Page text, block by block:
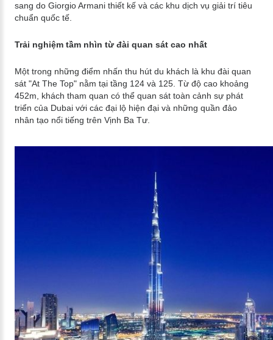
sang do Giorgio Armani thiết kế và các khu dịch vụ giải trí tiêu
chuẩn quốc tế.
Trải nghiệm tầm nhìn từ đài quan sát cao nhất
Một trong những điểm nhấn thu hút du khách là khu đài quan
sát "At The Top" nằm tại tầng 124 và 125. Từ độ cao khoảng
452m, khách tham quan có thể quan sát toàn cảnh sự phát
triển của Dubai với các đại lộ hiện đại và những quần đảo
nhân tạo nổi tiếng trên Vịnh Ba Tư.